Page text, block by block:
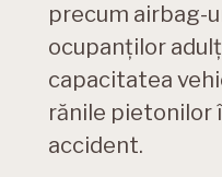
precum airbag-
ocupanților
capacitatea
rănile pietonilor
accident.